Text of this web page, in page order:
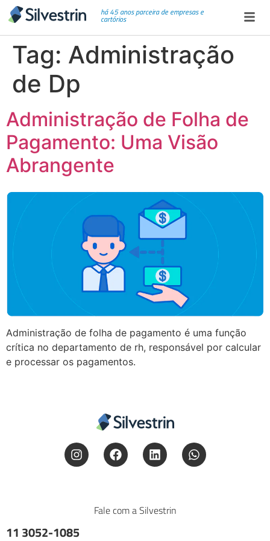
há 45 anos parceira de empresas e
cartórios
Tag: Administração
de Dp
Administração de Folha de
Pagamento: Uma Visão
Abrangente
Administração de folha de pagamento é uma função
crítica no departamento de rh, responsável por calcular
e processar os pagamentos.
Fale com a Silvestrin
11 3052-1085